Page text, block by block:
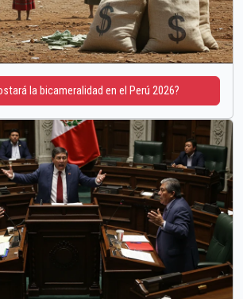
la bicameralidad en el Perú 2026?